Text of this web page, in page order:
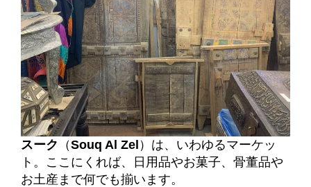
スーク （Souq Al Zel ）は、いわゆるマーケッ
ト。ここにくれば、日用品やお菓子、骨董品や
お土産まで何でも揃います。